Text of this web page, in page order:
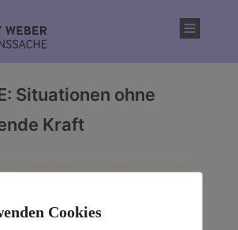
Situationen ohne
Kraft
Cookies